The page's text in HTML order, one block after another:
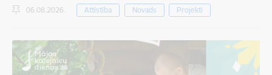
06.08.2026. Attīstība Novads Projekti